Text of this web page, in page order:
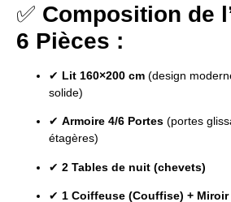
✅ Composition de
6 Pièces :
✔ Lit 160×200 cm (design
solide)
✔ Armoire 4/6 Portes (portes
étagères)
✔ 2 Tables de nuit (chevets)
✔ 1 Coiffeuse (Couffise) +